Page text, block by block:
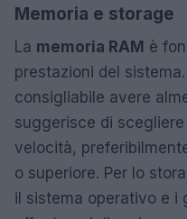
Memoria e storage
La memoria RAM è
prestazioni del
consigliabile avere
suggerisce di
velocità,
o superiore. Per lo
il sistema operativo e i